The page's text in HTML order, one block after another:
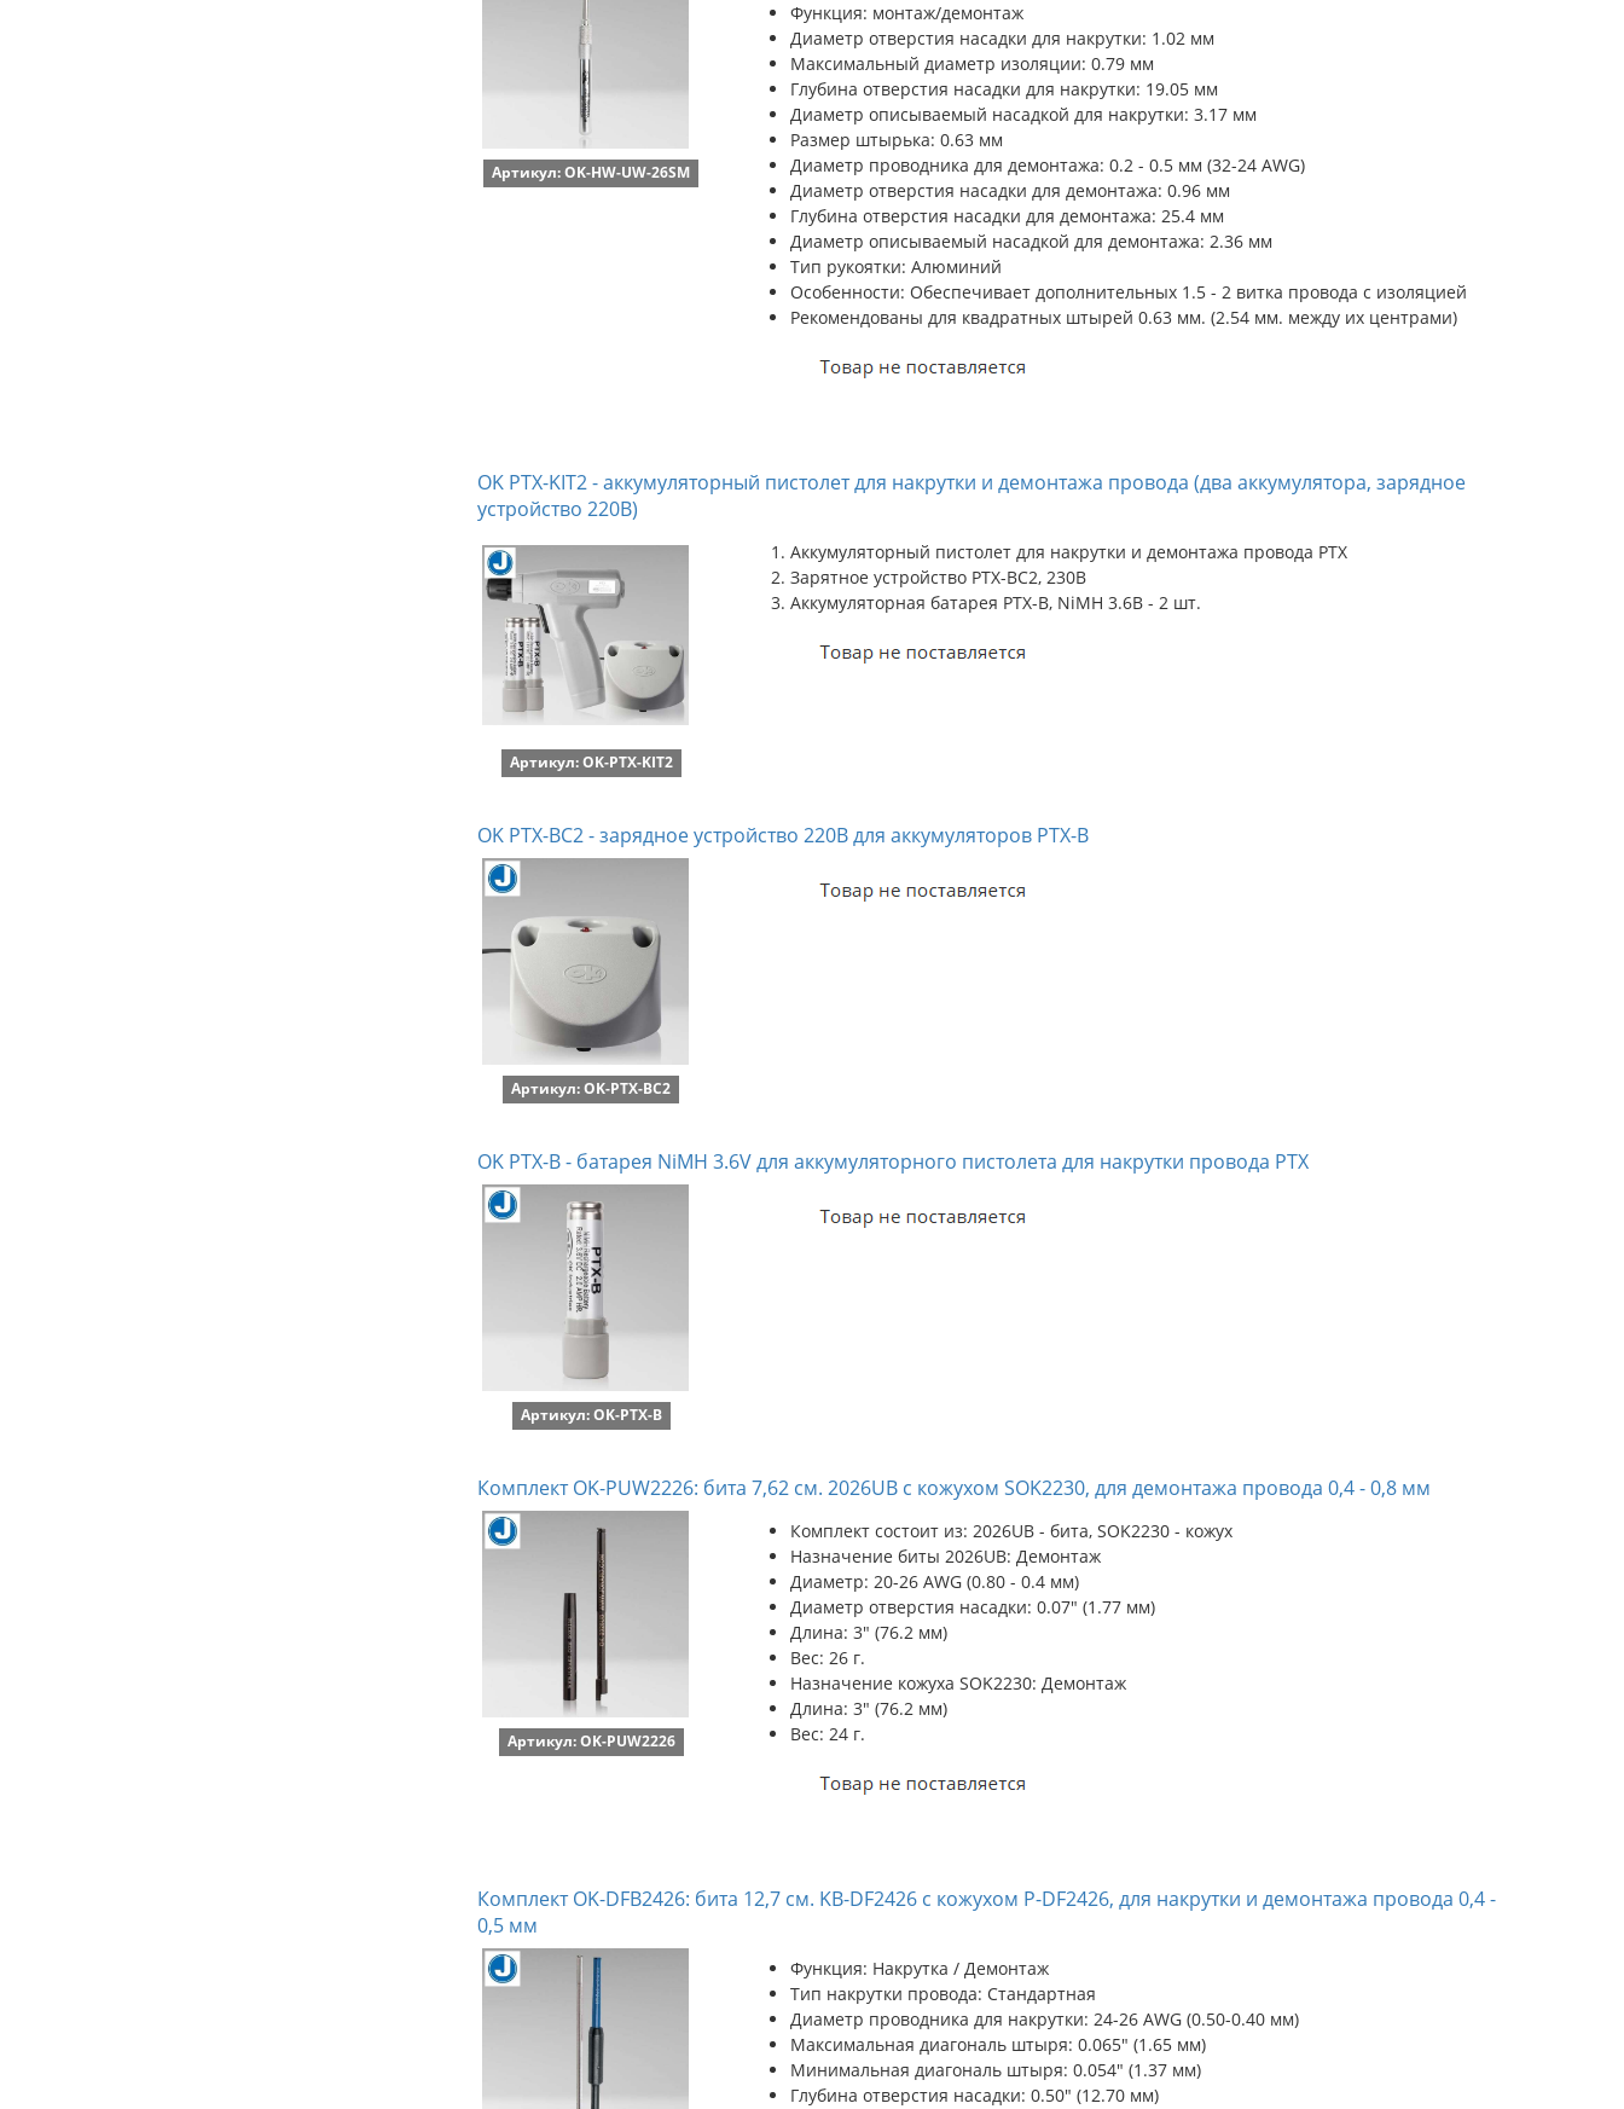
Артикул: OK-HW-UW-26SM
Функция: монтаж/демонтаж
Диаметр отверстия насадки для накрутки: 1.02 мм
Максимальный диаметр изоляции: 0.79 мм
Глубина отверстия насадки для накрутки: 19.05 мм
Диаметр описываемый насадкой для накрутки: 3.17 мм
Размер штырька: 0.63 мм
Диаметр проводника для демонтажа: 0.2 - 0.5 мм (32-24 AWG)
Диаметр отверстия насадки для демонтажа: 0.96 мм
Глубина отверстия насадки для демонтажа: 25.4 мм
Диаметр описываемый насадкой для демонтажа: 2.36 мм
Тип рукоятки: Алюминий
Особенности: Обеспечивает дополнительных 1.5 - 2 витка провода с изоляцией
Рекомендованы для квадратных штырей 0.63 мм. (2.54 мм. между их центрами)
OK PTX-KIT2 - аккумуляторный пистолет для накрутки и демонтажа провода (два аккумулятора, зарядное
устройство 220В)
Артикул: OK-PTX-KIT2
Аккумуляторный пистолет для накрутки и демонтажа провода PTX
Зарятное устройство PTX-BC2, 230В
Аккумуляторная батарея PTX-B, NiMH 3.6В - 2 шт.
OK PTX-BC2 - зарядное устройство 220В для аккумуляторов PTX-B
Артикул: OK-PTX-BC2
OK PTX-B - батарея NiMH 3.6V для аккумуляторного пистолета для накрутки провода PTX
Артикул: OK-PTX-B
Комплект OK-PUW2226: бита 7,62 см. 2026UB с кожухом SOK2230, для демонтажа провода 0,4 - 0,8 мм
Артикул: OK-PUW2226
Комплект состоит из: 2026UB - бита, SOK2230 - кожух
Назначение биты 2026UB: Демонтаж
Диаметр: 20-26 AWG (0.80 - 0.4 мм)
Диаметр отверстия насадки: 0.07" (1.77 мм)
Длина: 3" (76.2 мм)
Вес: 26 г.
Назначение кожуха SOK2230: Демонтаж
Длина: 3" (76.2 мм)
Вес: 24 г.
Комплект OK-DFB2426: бита 12,7 см. KB-DF2426 с кожухом P-DF2426, для накрутки и демонтажа провода 0,4 -
0,5 мм
Функция: Накрутка / Демонтаж
Тип накрутки провода: Стандартная
Диаметр проводника для накрутки: 24-26 AWG (0.50-0.40 мм)
Максимальная диагональ штыря: 0.065" (1.65 мм)
Минимальная диагональ штыря: 0.054" (1.37 мм)
Глубина отверстия насадки: 0.50" (12.70 мм)